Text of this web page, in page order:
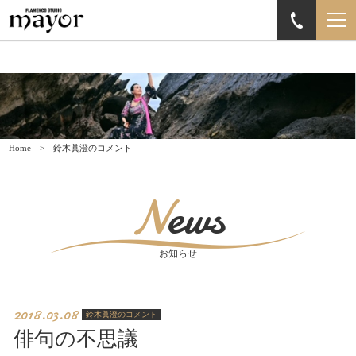
Home 鈴木眞澄のコメント
News
お知らせ
2018.03.08 鈴木眞澄のコメント
俳句の不思議